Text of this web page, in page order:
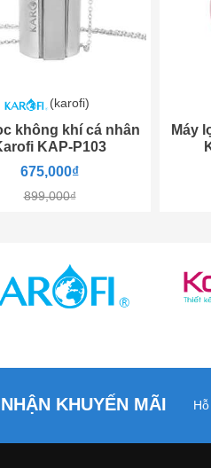
(karofi)
không khí cá nhân
KAP-P103
675,000₫
899,000₫
Máy
NHẬN KHUYẾN MÃI